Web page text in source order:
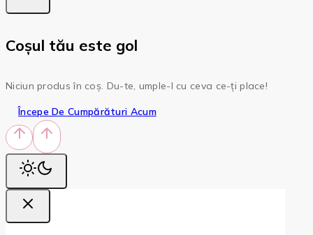
Coșul tău este gol
Niciun produs în coș. Du-te, umple-l cu ceva ce-ți place!
Începe De Cumpărături Acum